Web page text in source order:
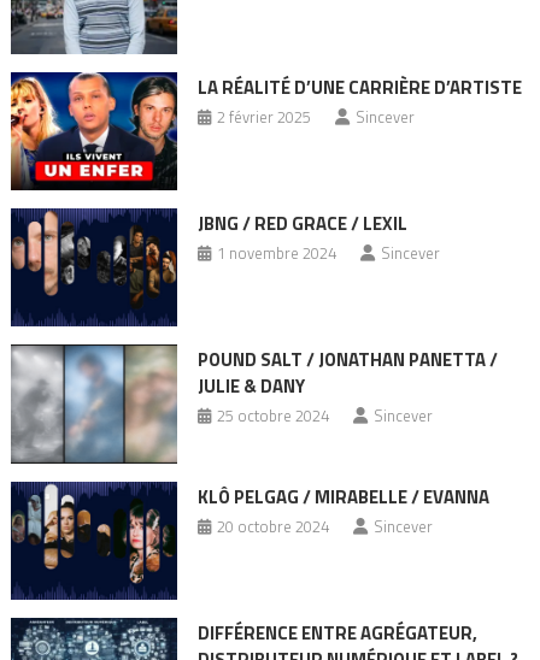
LA RÉALITÉ D’UNE CARRIÈRE D’ARTISTE
2 février 2025 Sincever
JBNG / RED GRACE / LEXIL
1 novembre 2024 Sincever
POUND SALT / JONATHAN PANETTA /
JULIE & DANY
25 octobre 2024 Sincever
KLÔ PELGAG / MIRABELLE / EVANNA
20 octobre 2024 Sincever
DIFFÉRENCE ENTRE AGRÉGATEUR,